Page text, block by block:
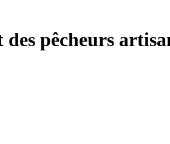
pêcheurs